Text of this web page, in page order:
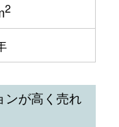
2
ンが高く売れ